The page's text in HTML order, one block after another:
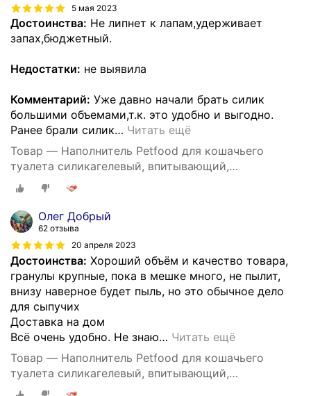
5 мая 2023
Достоинства: Не липнет к лапам,удерживает
запах,бюджетный.
Недостатки: не выявила
Комментарий: Уже давно начали брать силик
большими объемами,т.к. это удобно и выгодно.
Ранее брали силик… Читать ещё
Товар — Наполнитель Petfood для кошачьего
туалета силикагелевый, впитывающий,
кристаллический, зеленые гранулы, 20 кг, 50 л.
Олег Добрый
62 отзыва
20 апреля 2023
Достоинства: Хороший объём и качество товара,
гранулы крупные, пока в мешке много, не пылит,
внизу наверное будет пыль, но это обычное дело
для сыпучих
Доставка на дом
Всё очень удобно. Не знаю… Читать ещё
Товар — Наполнитель Petfood для кошачьего
туалета силикагелевый, впитывающий,
кристаллический, зеленые гранулы, 20 кг, 50 л.